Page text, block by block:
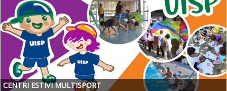
CENTRI ESTIVI MULTISPORT